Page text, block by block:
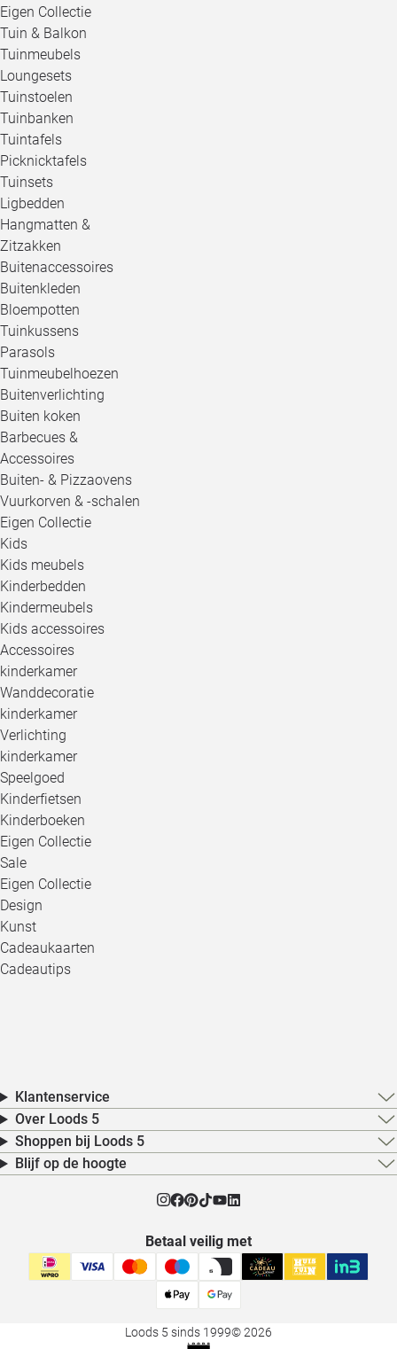
Eigen Collectie
Tuin & Balkon
Tuinmeubels
Loungesets
Tuinstoelen
Tuinbanken
Tuintafels
Picknicktafels
Tuinsets
Ligbedden
Hangmatten &
Zitzakken
Buitenaccessoires
Buitenkleden
Bloempotten
Tuinkussens
Parasols
Tuinmeubelhoezen
Buitenverlichting
Buiten koken
Barbecues &
Accessoires
Buiten- & Pizzaovens
Vuurkorven & -schalen
Eigen Collectie
Kids
Kids meubels
Kinderbedden
Kindermeubels
Kids accessoires
Accessoires
kinderkamer
Wanddecoratie
kinderkamer
Verlichting
kinderkamer
Speelgoed
Kinderfietsen
Kinderboeken
Eigen Collectie
Sale
Eigen Collectie
Design
Kunst
Cadeaukaarten
Cadeautips
Klantenservice
Over Loods 5
Shoppen bij Loods 5
Blijf op de hoogte
Betaal veilig met
Loods 5 sinds 1999© 2026